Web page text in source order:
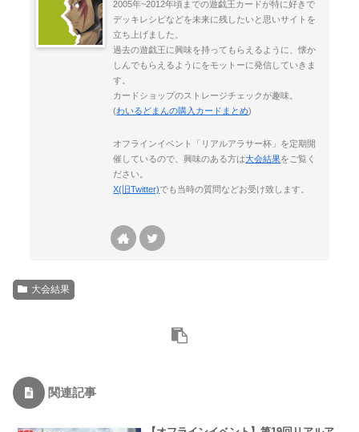
2005年~2012年頃までの遊戯王カードが特に好きで
デッキレシピなどを未来に残したいと思いサイトを
立ち上げました。
過去の遊戯王に興味を持ってもらえるように、懐か
しんでもらえるようにをモットーに発信していきま
す。
カードショップのストレージチェックが趣味。
(わいるどまんの購入カードまとめ)
オフラインイベント「リアルアラサー杯」を定期開
催しているので、興味のある方は大会結果をご覧く
ださい。
X(旧Twitter)でも当時の質問などお受け致します。
大会結果
関連記事